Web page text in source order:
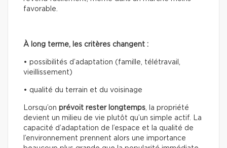
favorable.
À long terme, les critères changent :
• possibilités d’adaptation (famille, télétravail,
vieillissement)
• qualité du terrain et du voisinage
Lorsqu’on prévoit rester longtemps , la propriété
devient un milieu de vie plutôt qu’un simple actif. La
capacité d’adaptation de l’espace et la qualité de
l’environnement prennent alors une importance